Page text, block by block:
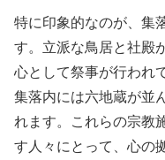
特に印象的なのが、集
す。立派な鳥居と社殿
心として祭事が行われ
集落内には六地蔵が並
れます。これらの宗教
す人々にとって、心の